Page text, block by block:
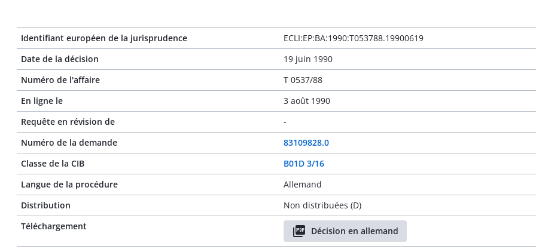
Identifiant européen de la jurisprudence
ECLI:EP:BA:1990:T053788.19900619
Date de la décision
19 juin 1990
Numéro de l'affaire
T 0537/88
En ligne le
3 août 1990
Requête en révision de
-
Numéro de la demande
83109828.0
Classe de la CIB
B01D 3/16
Langue de la procédure
Allemand
Distribution
Non distribuées (D)
Téléchargement
Décision en allemand